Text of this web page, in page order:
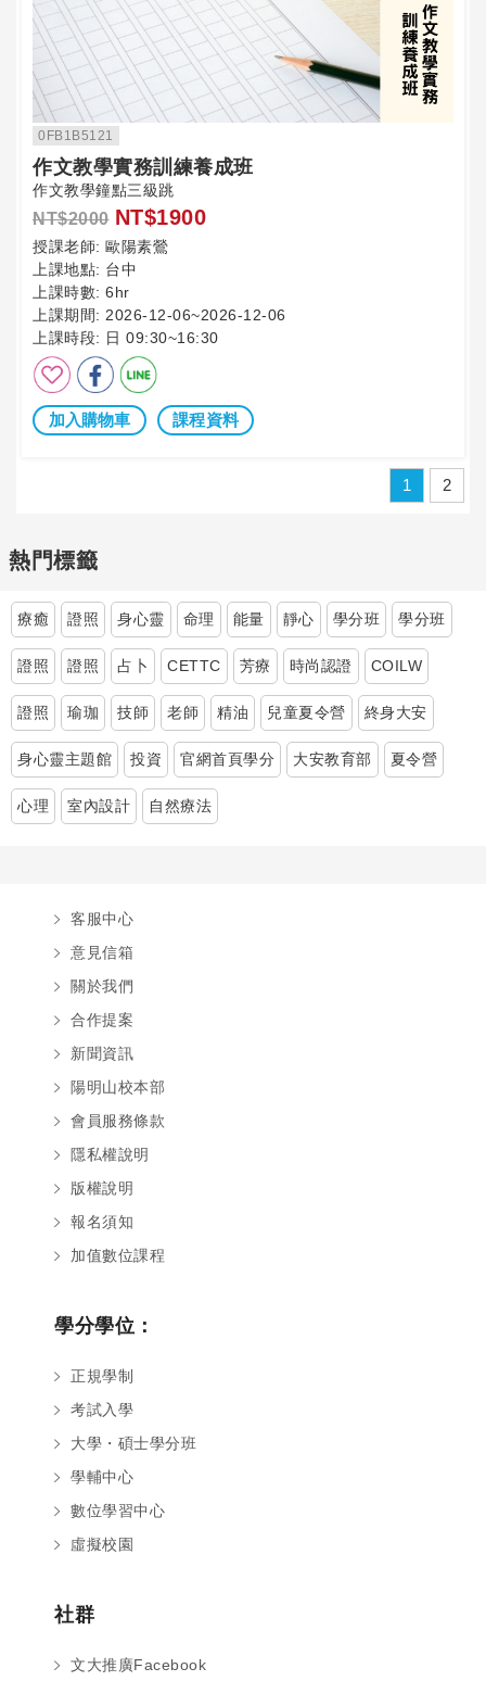
0FB1B5121
作文教學實務訓練養成班
作文教學鐘點三級跳
NT$2000 NT$1900
授課老師: 歐陽素鶯
上課地點: 台中
上課時數: 6hr
上課期間: 2026-12-06~2026-12-06
上課時段: 日 09:30~16:30
加入購物車 課程資料
1 2
熱門標籤
療癒 證照 身心靈 命理 能量 靜心 學分班 學分班
證照 證照 占卜 CETTC 芳療 時尚認證 COILW
證照 瑜珈 技師 老師 精油 兒童夏令營 終身大安
身心靈主題館 投資 官網首頁學分 大安教育部 夏令營
心理 室內設計 自然療法
客服中心
意見信箱
關於我們
合作提案
新聞資訊
陽明山校本部
會員服務條款
隱私權說明
版權說明
報名須知
加值數位課程
學分學位：
正規學制
考試入學
大學・碩士學分班
學輔中心
數位學習中心
虛擬校園
社群
文大推廣Facebook